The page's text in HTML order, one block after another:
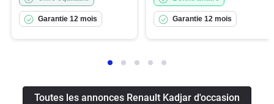
Garantie 12 mois Garantie 12 mois
Toutes les annonces Renault Kadjar d'occasion